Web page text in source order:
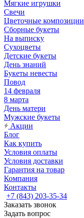
Мягкие игрушки
Свечи
Цветочные композиции
Сборные букеты
На выписку
Сухоцветы
Детские букеты
День знаний
Букеты невесты
Повод
14 февраля
8 марта
День матери
Мужские букеты
Акции
Блог
Как купить
Условия оплаты
Условия доставки
Гарантия на товар
Компания
Контакты
+7 (843) 203-35-34
Заказать звонок
Задать вопрос